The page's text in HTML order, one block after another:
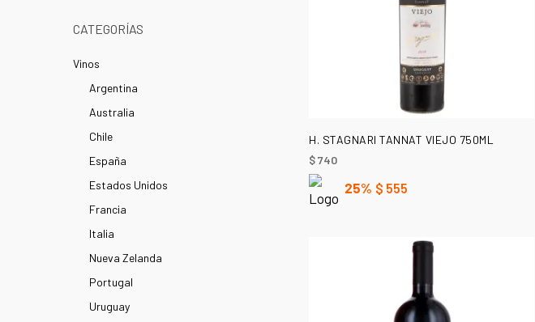
CATEGORÍAS
Vinos
Argentina
Australia
Chile
España
Estados Unidos
Francia
Italia
Nueva Zelanda
Portugal
Uruguay
AÑADIR AL CARRITO
H. STAGNARI TANNAT VIEJO 750ML
$740
25% $ 555